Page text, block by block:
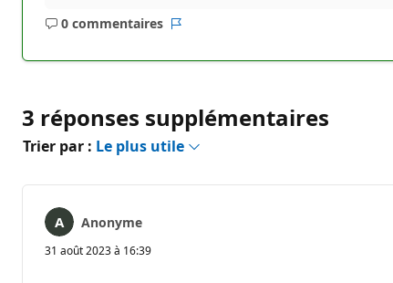
n
0 commentaires
Aucun
3 réponses supplémentaires
Trier par : Le plus utile
Anonyme
31 août 2023 à 16:39